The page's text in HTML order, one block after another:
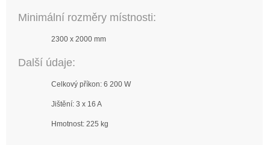
Minimální rozměry místnosti:
2300 x 2000 mm
Další údaje:
Celkový příkon: 6 200 W
Jištění: 3 x 16 A
Hmotnost: 225 kg